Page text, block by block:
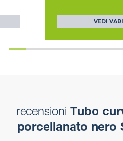
VEDI
recensioni Tubo
porcellanato nero